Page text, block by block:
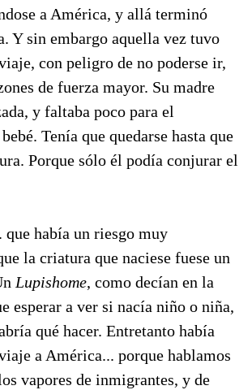
a América, y allá terminó
Y sin embargo aquella vez tuvo
con peligro de no poderse ir,
de fuerza mayor. Su madre
y faltaba poco para el
Tenía que quedarse hasta que
Porque sólo él podía conjurar el
había un riesgo muy
la criatura que naciese fuese un
Lupishome, como decían en la
esperar a ver si nacía niño o niña,
qué hacer. Entretanto había
a América... porque hablamos
vapores de inmigrantes, y de